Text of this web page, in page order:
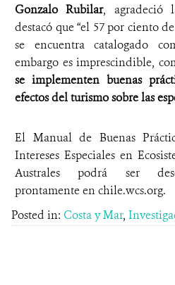
Gonzalo Rubilar, agradeció
destacó que “el 57 por ciento
se encuentra catalogado
embargo es imprescindible,
se implementen buenas
efectos del turismo sobre las
El Manual de Buenas
Intereses Especiales en
Australes podrá ser
prontamente en chile.wcs.org.
Posted in: Costa y Mar,